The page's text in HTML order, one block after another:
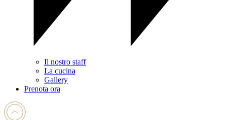
Il nostro staff
La cucina
Gallery
Prenota ora